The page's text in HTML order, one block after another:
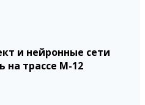
и нейронные сети
на трассе М-12